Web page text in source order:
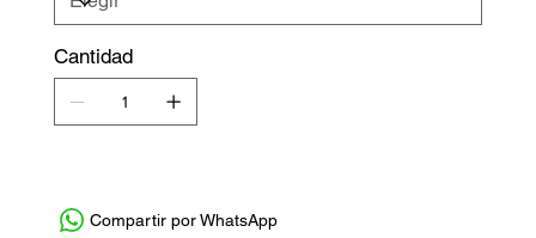
Cantidad
Compartir por WhatsApp